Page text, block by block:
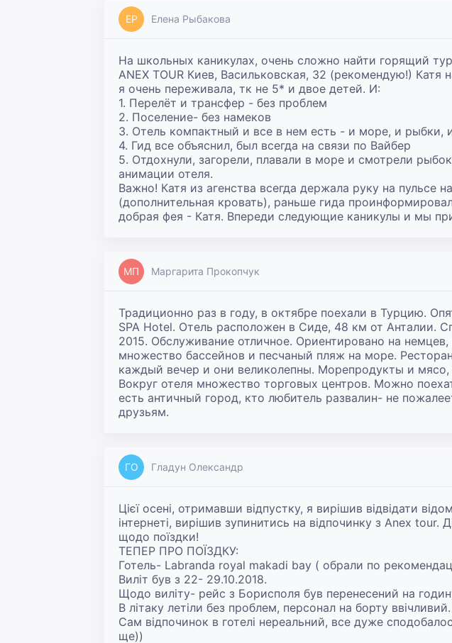
ЕР Елена Рыбакова
На школьных каникулах, очень сложно найти горящий
ANEX TOUR Киев, Васильковская, 32 (рекомендую!)
я очень переживала, тк не 5* и двое детей. И:
1. Перелёт и трансфер - без проблем
2. Поселение- без намеков
3. Отель компактный и все в нем есть - и море, и
4. Гид все объяснил, был всегда на связи по Вайбер
5. Отдохнули, загорели, плавали в море и смотрели
анимации отеля.
Важно! Катя из агенства всегда держала руку на пульсе
(дополнительная кровать), раньше гида
добрая фея - Катя. Впереди следующие каникулы и мы
МП Маргарита Прокопчук
Традиционно раз в году, в октябре поехали в Турцию.
SPA Hotel. Отель расположен в Сиде, 48 км от Анталии.
2015. Обслуживание отличное. Ориентировано на
множество бассейнов и песчаный пляж на море.
каждый вечер и они великолепны. Морепродукты и мясо,
Вокруг отеля множество торговых центров. Можно
есть античный город, кто любитель развалин- не
друзьям.
ГО Гладун Олександр
Цієї осені, отримавши відпустку, я вирішив відвідати
інтернеті, вирішив зупинитись на відпочинку з Anex tour.
щодо поїздки!
ТЕПЕР ПРО ПОЇЗДКУ:
Готель- Labranda royal makadi bay ( обрали по
Виліт був з 22- 29.10.2018.
Щодо виліту- рейс з Борисполя був перенесений на
В літаку летіли без проблем, персонал на борту ввічливий.
Сам відпочинок в готелі нереальний, все дуже
ще))